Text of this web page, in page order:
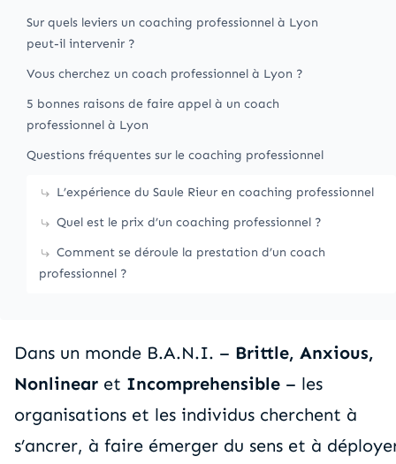
Sur quels leviers un coaching professionnel à Lyon
peut-il intervenir ?
Vous cherchez un coach professionnel à Lyon ?
5 bonnes raisons de faire appel à un coach
professionnel à Lyon
Questions fréquentes sur le coaching professionnel
L’expérience du Saule Rieur en coaching professionnel
Quel est le prix d’un coaching professionnel ?
Comment se déroule la prestation d’un coach
professionnel ?
Dans un monde B.A.N.I. – Brittle, Anxious,
Nonlinear et Incomprehensible – les
organisations et les individus cherchent à
s’ancrer, à faire émerger du sens et à